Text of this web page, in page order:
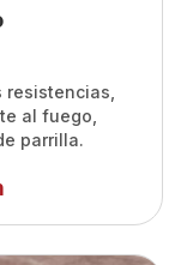
al fuego,
parrilla.